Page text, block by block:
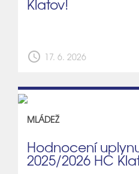
Klatov!
schedule 17. 6. 2026
MLÁDEŽ
Hodnocení
2025/2026 HC